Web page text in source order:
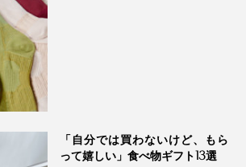
があるので、朝ごはんはもちろん、
にもピッタリ。胃袋からホッと癒され
Pro
いただいた「GENSEN ORGANIC
りポテト」は、すぐに我が家の定番メ
「自分では買わないけど、もら
って嬉しい」食べ物ギフト13選